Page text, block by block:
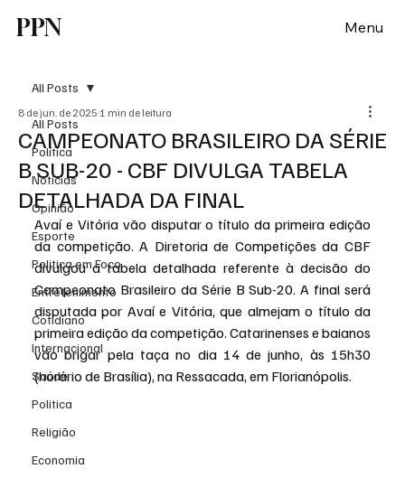
PPN Menu
All Posts
Política
Notícias
Opinião
Esporte
Politica em Foco
Entretenimento
Cotidiano
Internacional
Saúde
Politica
Religião
Economia
All Posts
CAMPEONATO BRASILEIRO DA SÉRIE
B SUB-20 - CBF DIVULGA TABELA
DETALHADA DA FINAL
8 de jun. de 2025 1 min de leitura
Avaí e Vitória vão disputar o título da primeira edição
da competição. A Diretoria de Competições da CBF
divulgou a tabela detalhada referente à decisão do
Campeonato Brasileiro da Série B Sub-20. A final será
disputada por Avaí e Vitória, que almejam o título da
primeira edição da competição. Catarinenses e baianos
vão brigar pela taça no dia 14 de junho, às 15h30
(horário de Brasília), na Ressacada, em Florianópolis.